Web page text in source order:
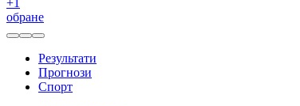
+1
обране
Результати
Прогнози
Спорт